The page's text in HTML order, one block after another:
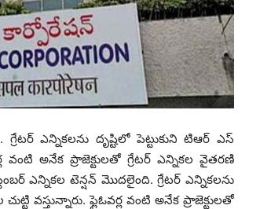
ఎన్నిక‌ల‌ను దృష్టిలో పెట్టుకుని టిఆర్ ఎస్
వంటి అనేక ప్రాజెక్టుల‌తో గ్రేట‌ర్ ఎన్నిక‌ల వైత‌ర‌ణి
ఎన్నిక‌ల టెన్ష‌న్ మొద‌లైంది. గ్రేట‌ర్ ఎన్నిక‌ల‌ను
వ‌స్తున్నారు. ఫ్లైఓవ‌ర్ల వంటి అనేక ప్రాజెక్టుల‌తో